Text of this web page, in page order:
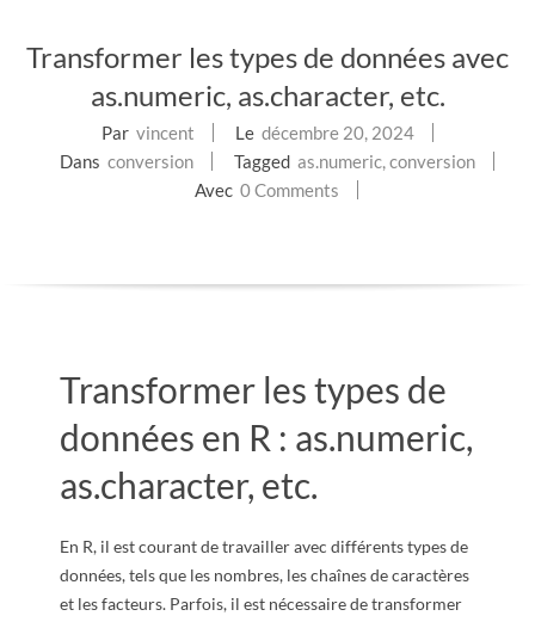
E
Transformer les types de données avec
as.numeric, as.character, etc.
Par vincent Le décembre 20, 2024
Dans conversion Tagged as.numeric, conversion
Avec 0 Comments
Transformer les types de
données en R : as.numeric,
as.character, etc.
En R, il est courant de travailler avec différents types de
données, tels que les nombres, les chaînes de caractères
et les facteurs. Parfois, il est nécessaire de transformer